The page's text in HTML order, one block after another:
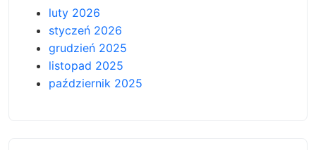
luty 2026
styczeń 2026
grudzień 2025
listopad 2025
październik 2025